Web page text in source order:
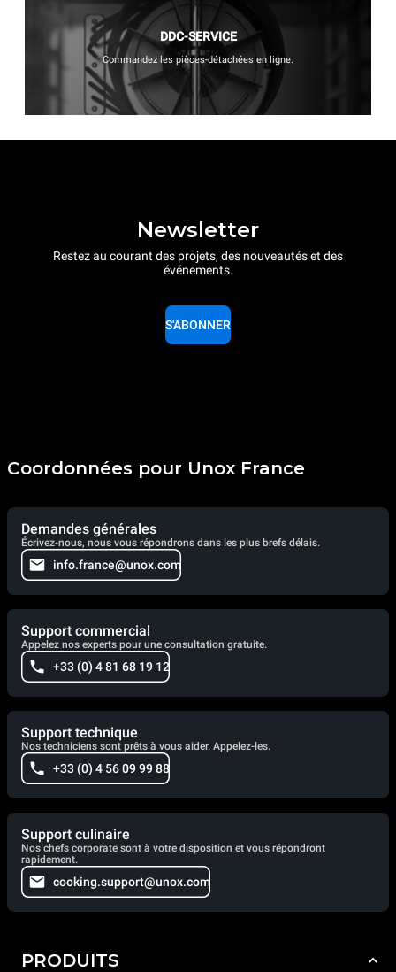
DDC-SERVICE
Commandez les pièces-détachées en ligne.
Newsletter
Restez au courant des projets, des nouveautés et des
événements.
S'ABONNER
Coordonnées pour Unox France
Demandes générales
Écrivez-nous, nous vous répondrons dans les plus brefs délais.
info.france@unox.com
Support commercial
Appelez nos experts pour une consultation gratuite.
+33 (0) 4 81 68 19 12
Support technique
Nos techniciens sont prêts à vous aider. Appelez-les.
+33 (0) 4 56 09 99 88
Support culinaire
Nos chefs corporate sont à votre disposition et vous répondront
rapidement.
cooking.support@unox.com
PRODUITS